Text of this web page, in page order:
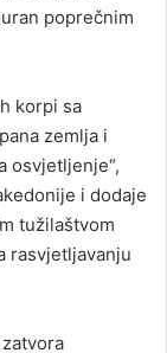
poprečnim
korpi sa
zemlja i
osvjetljenje“,
i dodaje
tužilaštvom
rasvjetljavanju